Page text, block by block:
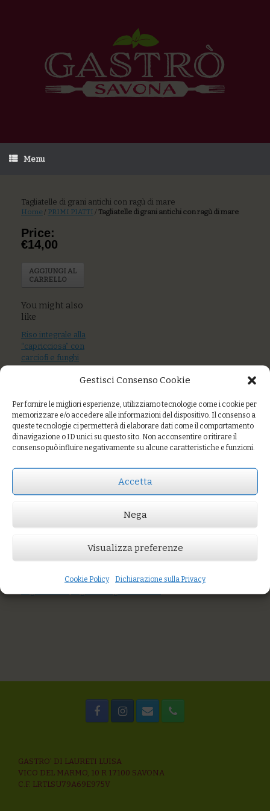
Gestisci Consenso Cookie
Per fornire le migliori esperienze, utilizziamo tecnologie come i cookie per
memorizzare e/o accedere alle informazioni del dispositivo. Il consenso a
queste tecnologie ci permetterà di elaborare dati come il comportamento
di navigazione o ID unici su questo sito. Non acconsentire o ritirare il
consenso può influire negativamente su alcune caratteristiche e funzioni.
Accetta
Nega
Visualizza preferenze
Cookie Policy Dichiarazione sulla Privacy
Menu
Tagliatelle di grani antichi con ragù di mare
Home / PRIMI PIATTI /Tagliatelle di grani antichi con ragù di mare
Prezzo:€14,00
Orzotto piccante al pecorino sardo, bietole e grano saraceno
Price:
€14,00
AGGIUNGI AL
CARRELLO
You might also
like
Riso integrale alla
“capricciosa” con
carciofi e funghi
antichi con pesto e
baccalà
Riso integrale
speziato alle
GASTRO’ DI LAURETI LUISA
VICO DEL MARMO, 10 R 17100 SAVONA
C.F. LRTLSU79A69E975V